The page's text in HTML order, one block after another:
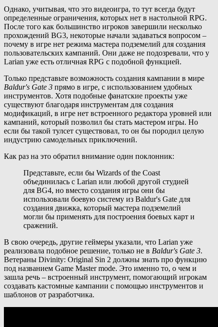
Однако, учитывая, что это видеоигра, то тут всегда будут
определенные ограничения, которых нет в настольной RPG.
После того как большинство игроков завершили несколько
прохождений BG3, некоторые начали задаваться вопросом –
почему в игре нет режима мастера подземелий для создания
пользовательских кампаний. Они даже не подозревали, что у
Larian уже есть отличная RPG с подобной функцией.
Только представьте возможность создания кампании в мире
Baldur's Gate 3 прямо в игре, с использованием удобных
инструментов. Хотя подобные фанатские проекты уже
существуют благодаря инструментам для создания
модификаций, в игре нет встроенного редактора уровней или
кампаний, который позволил бы стать мастером игры. Но
если бы такой тулсет существовал, то он бы породил целую
индустрию самодельных приключений.
Как раз на это обратил внимание один поклонник:
Представьте, если бы Wizards of the Coast
объединилась с Larian или любой другой студией
для BG4, но вместо создания игры они бы
использовали боевую систему из Baldur's Gate для
создания движка, который мастера подземелий
могли бы применять для построения боевых карт и
сражений.
В свою очередь, другие геймеры указали, что Larian уже
реализовала подобное решение, только не в Baldur's Gate 3.
Ветераны Divinity: Original Sin 2 должны знать про функцию
под названием Game Master mode. Это именно то, о чем и
зашла речь – встроенный инструмент, помогающий игрокам
создавать кастомные кампании с помощью инструментов и
шаблонов от разработчика.